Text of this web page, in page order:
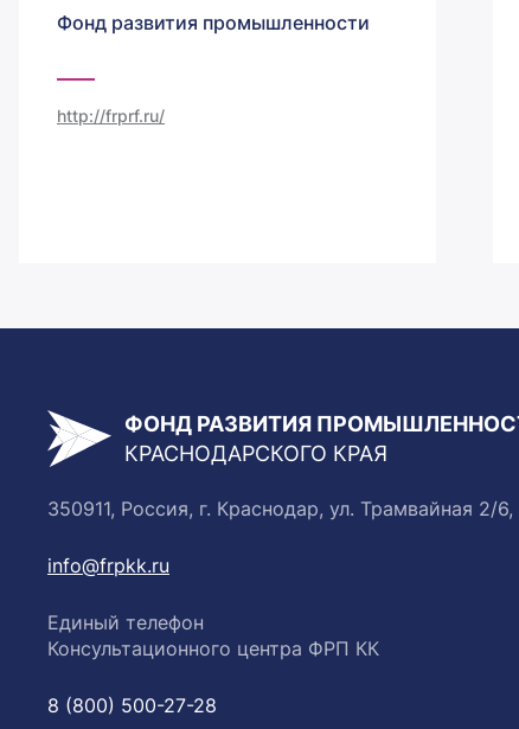
Фонд развития промышленности
http://frprf.ru/
ФОНД РАЗВИТИЯ
КРАСНОДАРСКОГО КРАЯ
350911, Россия, г. Краснодар, ул. Трамвайная 2/
info@frpkk.ru
Единый телефон
Консультационного центра ФРП КК
8 (800) 500-27-28